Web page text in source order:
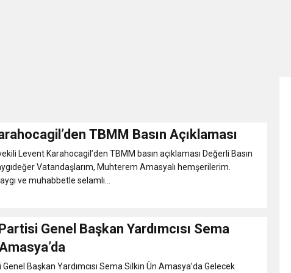
“Amasya’nın Gururları: Dereceye Giren Öğrenciler İçin Anlamlı Tören”
Festivali
listesi
TBMM Basın Açıklaması
Levent Karahocagil’den TBMM basın açıklaması Değerli Basın
Vatandaşlarım, Muhterem Amasyalı hemşerilerim.
ve muhabbetle selamlı...
Genel Başkan Yardımcısı Sema
Başkan Yardımcısı Sema Silkin Ün Amasya’da Gelecek